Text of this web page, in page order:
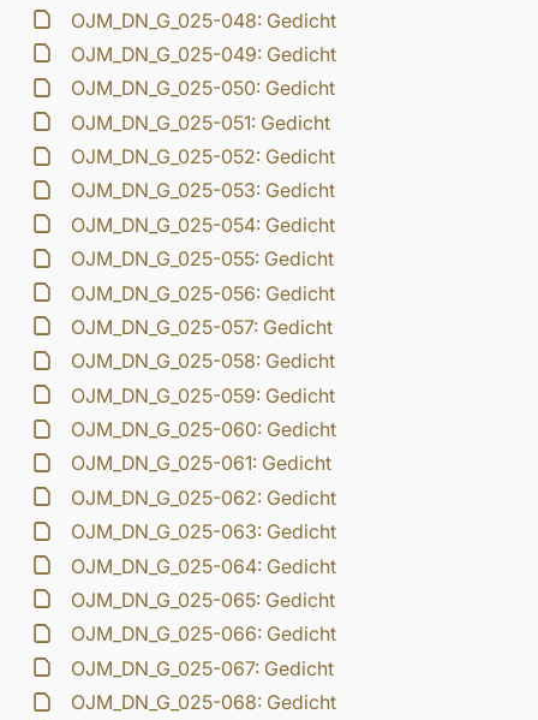
OJM_DN_G_025-048: Gedicht
OJM_DN_G_025-049: Gedicht
OJM_DN_G_025-050: Gedicht
OJM_DN_G_025-051: Gedicht
OJM_DN_G_025-052: Gedicht
OJM_DN_G_025-053: Gedicht
OJM_DN_G_025-054: Gedicht
OJM_DN_G_025-055: Gedicht
OJM_DN_G_025-056: Gedicht
OJM_DN_G_025-057: Gedicht
OJM_DN_G_025-058: Gedicht
OJM_DN_G_025-059: Gedicht
OJM_DN_G_025-060: Gedicht
OJM_DN_G_025-061: Gedicht
OJM_DN_G_025-062: Gedicht
OJM_DN_G_025-063: Gedicht
OJM_DN_G_025-064: Gedicht
OJM_DN_G_025-065: Gedicht
OJM_DN_G_025-066: Gedicht
OJM_DN_G_025-067: Gedicht
OJM_DN_G_025-068: Gedicht